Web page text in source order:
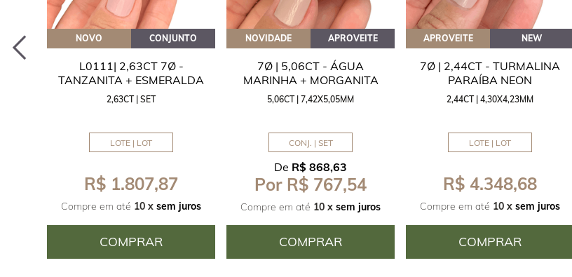
NOVO CONJUNTO
L0111| 2,63CT 7Ø -
TANZANITA + ESMERALDA
2,63CT | SET
LOTE | LOT
R$ 1.807,87
Compre em até 10 x sem juros
COMPRAR
NOVIDADE APROVEITE
7Ø | 5,06CT - ÁGUA
MARINHA + MORGANITA
5,06CT | 7,42X5,05MM
CONJ. | SET
De R$ 868,63
Por R$ 767,54
Compre em até 10 x sem juros
COMPRAR
APROVEITE NEW
7Ø | 2,44CT - TURMALINA
PARAÍBA NEON
2,44CT | 4,30X4,23MM
LOTE | LOT
R$ 4.348,68
Compre em até 10 x sem juros
COMPRAR